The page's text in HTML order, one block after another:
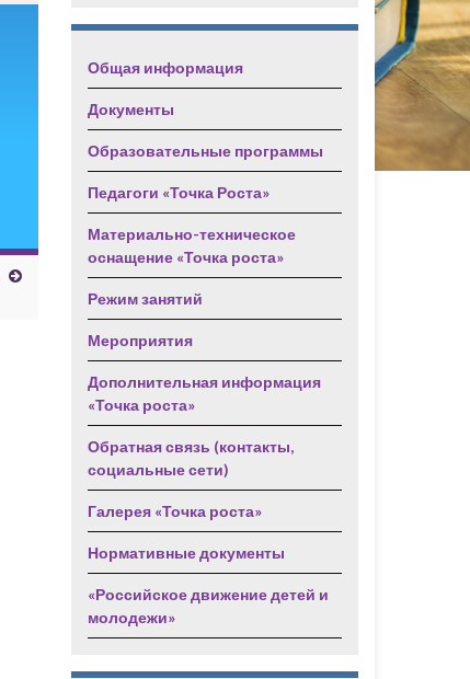
Общая информация
Документы
Образовательные программы
Педагоги «Точка Роста»
Материально-техническое
оснащение «Точка роста»
Режим занятий
Мероприятия
Дополнительная информация
«Точка роста»
Обратная связь (контакты,
социальные сети)
Галерея «Точка роста»
Нормативные документы
«Российское движение детей и
молодежи»